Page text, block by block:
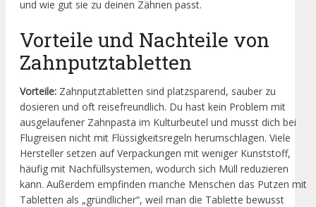
und wie gut sie zu deinen Zähnen passt.
Vorteile und Nachteile von
Zahnputztabletten
Vorteile: Zahnputztabletten sind platzsparend, sauber zu
dosieren und oft reisefreundlich. Du hast kein Problem mit
ausgelaufener Zahnpasta im Kulturbeutel und musst dich bei
Flugreisen nicht mit Flüssigkeitsregeln herumschlagen. Viele
Hersteller setzen auf Verpackungen mit weniger Kunststoff,
häufig mit Nachfüllsystemen, wodurch sich Müll reduzieren
kann. Außerdem empfinden manche Menschen das Putzen mit
Tabletten als „gründlicher“, weil man die Tablette bewusst